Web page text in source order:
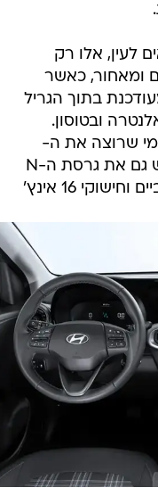
לעין, אלו רק
ומאחור, כאשר
בתוך הגריל
ובטוסון.
שרוצה את ה-
i10 שלו עם מראה דינאמי יותר יש גם את גרסת ה-N
ליין עם מאפייני העיצוב הספורטיביים וחישוקי 16 אינץ'